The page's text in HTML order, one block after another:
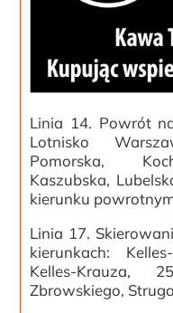
Linia 14. Powrót
Lotnisko
Pomorska,
Kaszubska,
kierunku
Linia 17.
kierunkach:
Kelles-Krauza,
Zbrowskiego,